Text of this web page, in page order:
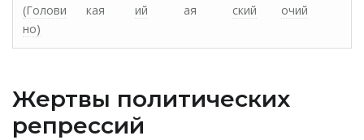
(Голови
но)
кая
ий
ая
ский
очий
Жертвы политических
репрессий